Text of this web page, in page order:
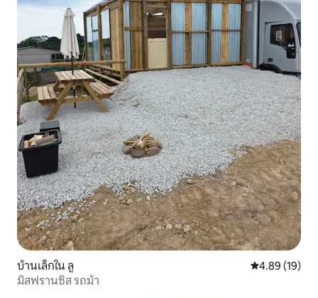
บ้านเล็กใน ลู คะแนนเฉลี่ย
4.89 (19)
มิสฟรานซิส รถม้า